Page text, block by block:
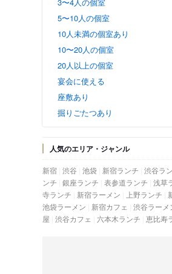
5〜10人の個室
10人未満の個室あり
10〜20人の個室
20人以上の個室
宴会に使える
座敷あり
掘りごたつあり
人気のエリア・ジャンル
新宿 渋谷 池袋 新宿ランチ 渋谷ラ
ンチ 銀座ランチ 表参道ランチ 浅草
寺ランチ
新宿ラーメン 上野ランチ
池袋ラーメン
新宿カフェ 渋谷ラーメ
屋 渋谷カフェ 六本木ランチ 恵比寿